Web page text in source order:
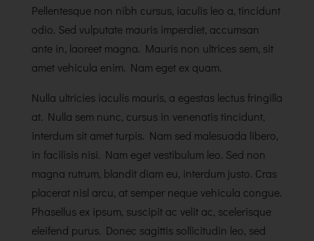
Pellentesque non nibh cursus, iaculis leo a, tincidunt
odio. Sed vulputate mauris imperdiet, accumsan
ante in, laoreet magna. Mauris non ultrices sem, sit
amet vehicula enim. Nam eget ex quam.
Nulla ultricies iaculis mauris, a egestas lectus fringilla
at. Nulla sem nunc, cursus in venenatis tincidunt,
interdum sit amet turpis. Nam sed malesuada libero,
in facilisis nisi. Nam eget vestibulum leo. Sed non
magna rutrum, blandit diam eu, interdum justo. Cras
placerat nisl arcu, at semper neque vehicula congue.
Phasellus ex ipsum, suscipit ac velit ac, scelerisque
eleifend purus. Donec sagittis sollicitudin leo, sed